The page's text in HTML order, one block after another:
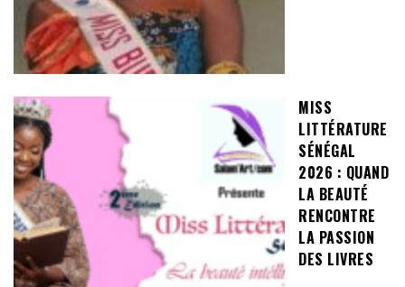
MISS
LITTÉRATURE
SÉNÉGAL
2026 : QUAND
LA BEAUTÉ
RENCONTRE
LA PASSION
DES LIVRES